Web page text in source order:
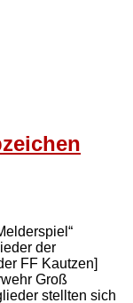
der
FF Kautzen]
Groß
stellten sich